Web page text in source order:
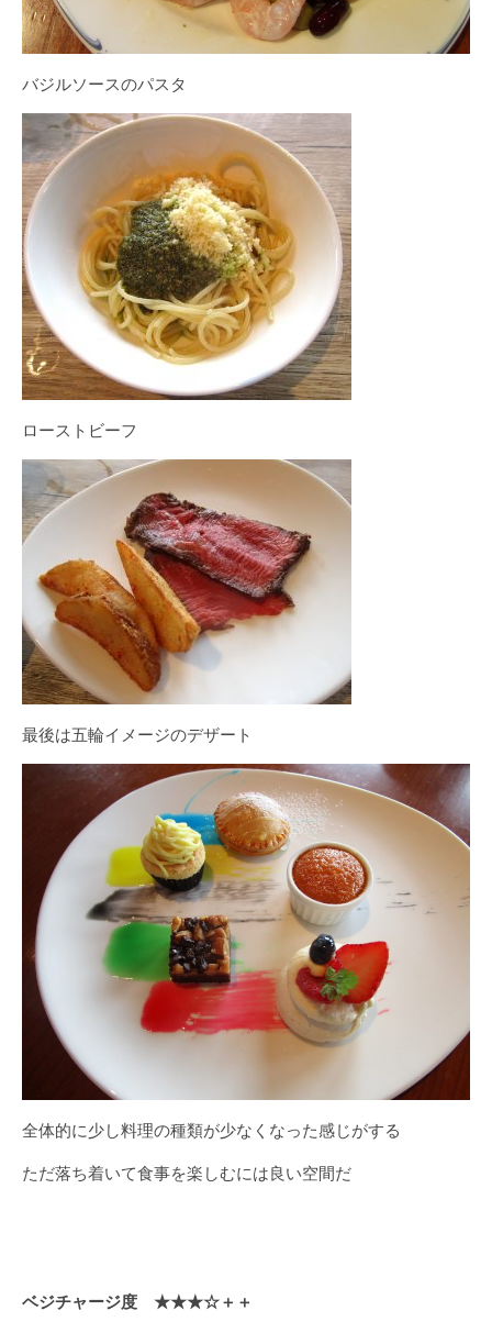
バジルソースのパスタ
ローストビーフ
最後は五輪イメージのデザート
全体的に少し料理の種類が少なくなった感じがする
ただ落ち着いて食事を楽しむには良い空間だ
ベジチャージ度 ★★★☆＋＋